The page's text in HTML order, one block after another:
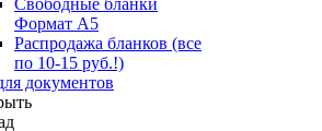
Формат А5
Распродажа бланков (все
по 10-15 руб.!)
документов